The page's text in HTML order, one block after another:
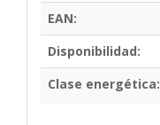
EAN:
Disponibilidad:
Clase energética: